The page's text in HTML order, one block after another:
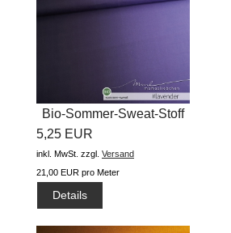
Bio-Sommer-Sweat-Stoff
"basic...
5,25 EUR
inkl. MwSt. zzgl. Versand
21,00 EUR pro Meter
Details